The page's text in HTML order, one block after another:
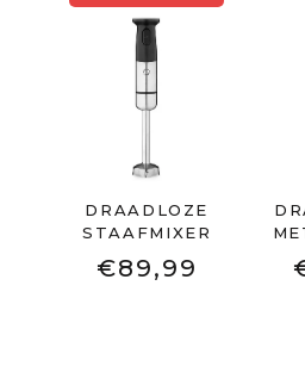
DRAADLOZE
STAAFMIXER
€89,99